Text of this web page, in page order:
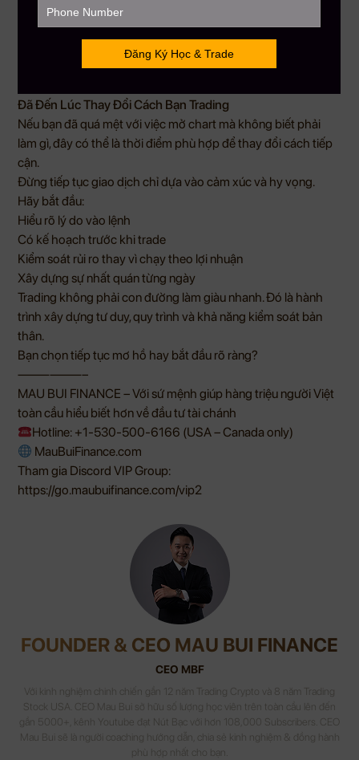
Phương pháp quản lý rủi ro
Kỹ năng đánh giá và cải thiện hiệu suất giao dịch
Mục tiêu không phải là tạo ra những lệnh thắng ngắn hạn.
Mục tiêu là giúp bạn xây dựng nền tảng đủ vững để tồn tại và
Đã Đến Lúc Thay Đổi Cách Bạn Trading
Nếu bạn đã quá mệt với việc mở chart mà không biết phải
làm gì, đây có thể là thời điểm phù hợp để thay đổi cách tiếp
cận.
Đừng tiếp tục giao dịch chỉ dựa vào cảm xúc và hy vọng.
Hãy bắt đầu:
Hiểu rõ lý do vào lệnh
Có kế hoạch trước khi trade
Kiểm soát rủi ro thay vì chạy theo lợi nhuận
Xây dựng sự nhất quán từng ngày
Trading không phải con đường làm giàu nhanh. Đó là hành
trình xây dựng tư duy, quy trình và khả năng kiểm soát bản
thân.
Bạn chọn tiếp tục mơ hồ hay bắt đầu rõ ràng?
——————–
MAU BUI FINANCE – Với sứ mệnh giúp hàng triệu người Việt
toàn cầu hiểu biết hơn về đầu tư tài chánh
Hotline: +1-530-500-6166 (USA – Canada only)
MauBuiFinance.com
Tham gia Discord VIP Group:
https://go.maubuifinance.com/vip2
FOUNDER & CEO MAU BUI FINANCE
CEO MBF
Với kinh nghiệm chinh chiến gần 12 năm Trading Crypto và 8 năm Trading
Stock USA. CEO Mau Bui sở hữu số lượng học viên trên toàn cầu lên đến
gần 5000+, kênh Youtube đạt Nút Bạc với hơn 108,000 Subscribers. CEO
Mau Bui sẽ là người coaching hướng dẫn, chia sẻ kinh nghiệm & đồng hành
phù hợp nhất cho bạn.